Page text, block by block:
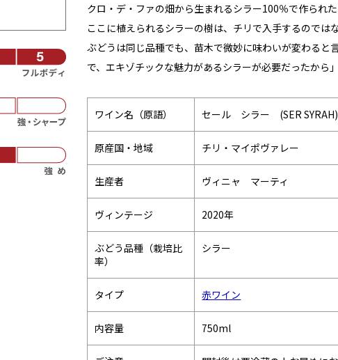
クロ・デ・ファの畑から生まれるシラー100％で作られ
ここに植えられるシラーの樹は、チリで入手するのでは
ぶどうは同じ品種でも、苗木で微妙に味わいが変わると
で、エキゾチックな魅力があるシラーが必要だったから
ワイン名（原語） セール シラー (SER SYRAH)
原産国・地域 チリ・マイポヴァレー
生産者 ヴィニャ マーティ
ヴィンテージ 2020年
ぶどう品種（栽培比
率）
シラー
タイプ 赤ワイン
内容量 750ml